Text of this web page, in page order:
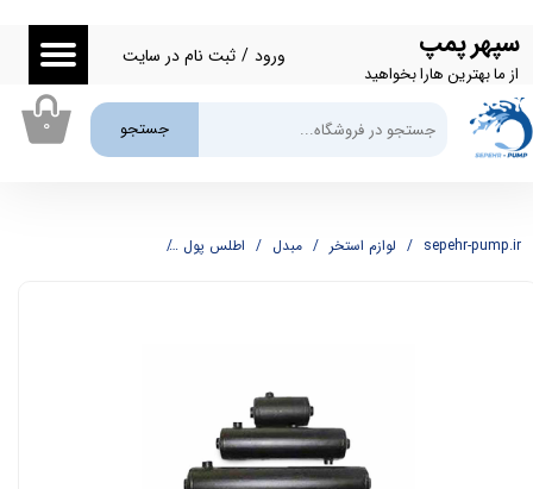
سپهر پمپ
از ما بهترین هارا بخواهید
جستجو
ورود / ثبت نام در سایت
حساب کاربری من
تغییر گذر واژه
سفارشات
۰
sepehr-pump.ir لوازم استخر مبدل اطلس پول